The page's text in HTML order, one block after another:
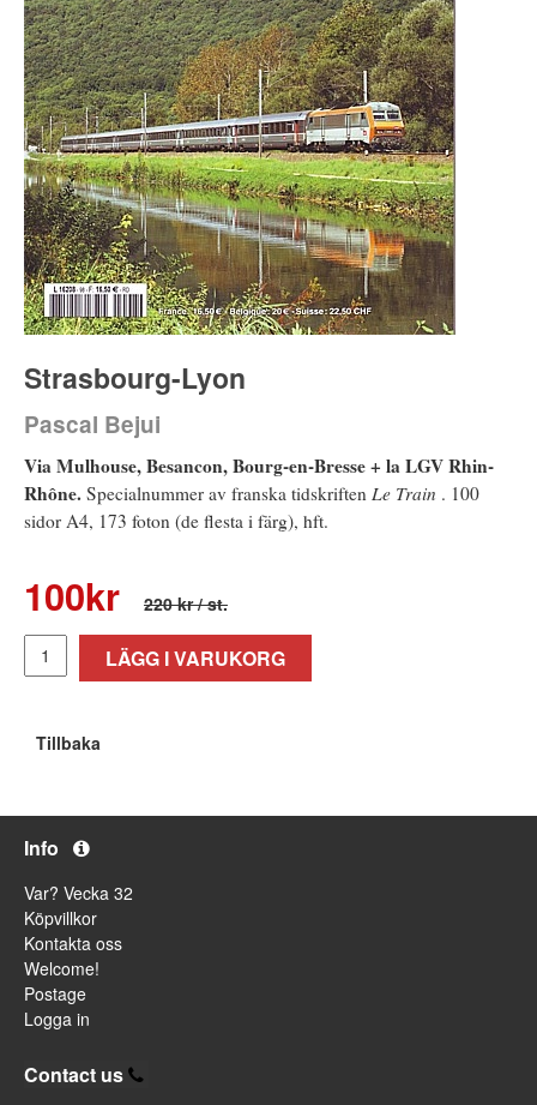
Strasbourg-Lyon
Pascal Bejui
Via Mulhouse, Besancon, Bourg-en-Bresse + la LGV Rhin-
Rhône. Specialnummer av franska tidskriften Le Train . 100
sidor A4, 173 foton (de flesta i färg), hft.
100kr 220 kr/ st.
LÄGG I VARUKORG
Tillbaka
Info
Var? Vecka 32
Köpvillkor
Kontakta oss
Welcome!
Postage
Logga in
Contact us